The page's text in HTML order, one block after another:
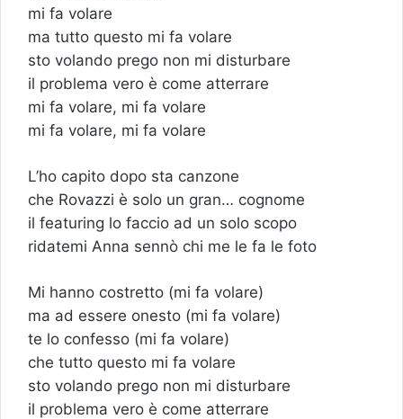
mi fa volare
ma tutto questo mi fa volare
sto volando prego non mi disturbare
il problema vero è come atterrare
mi fa volare, mi fa volare
mi fa volare, mi fa volare
L’ho capito dopo sta canzone
che Rovazzi è solo un gran… cognome
il featuring lo faccio ad un solo scopo
ridatemi Anna sennò chi me le fa le foto
Mi hanno costretto (mi fa volare)
ma ad essere onesto (mi fa volare)
te lo confesso (mi fa volare)
che tutto questo mi fa volare
sto volando prego non mi disturbare
il problema vero è come atterrare